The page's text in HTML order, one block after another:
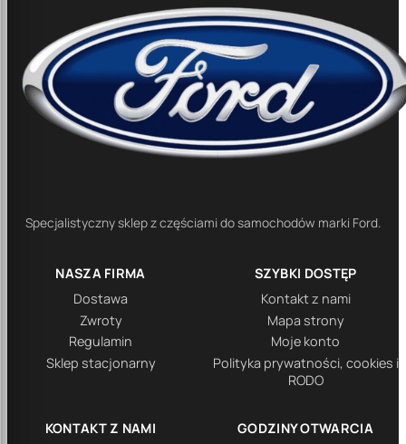
Specjalistyczny sklep z częściami do samochodów marki Ford.
NASZA FIRMA
Dostawa
Zwroty
Regulamin
Sklep stacjonarny
SZYBKI DOSTĘP
Kontakt z nami
Mapa strony
Moje konto
Polityka prywatności, cookies i
RODO
KONTAKT Z NAMI
GODZINY OTWARCIA